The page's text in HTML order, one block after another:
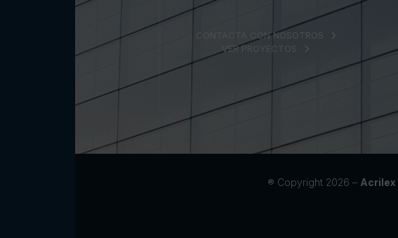
CONTACTA CON NOSOTROS
VER PROYECTOS
® Copyright 2026 – Acrilex